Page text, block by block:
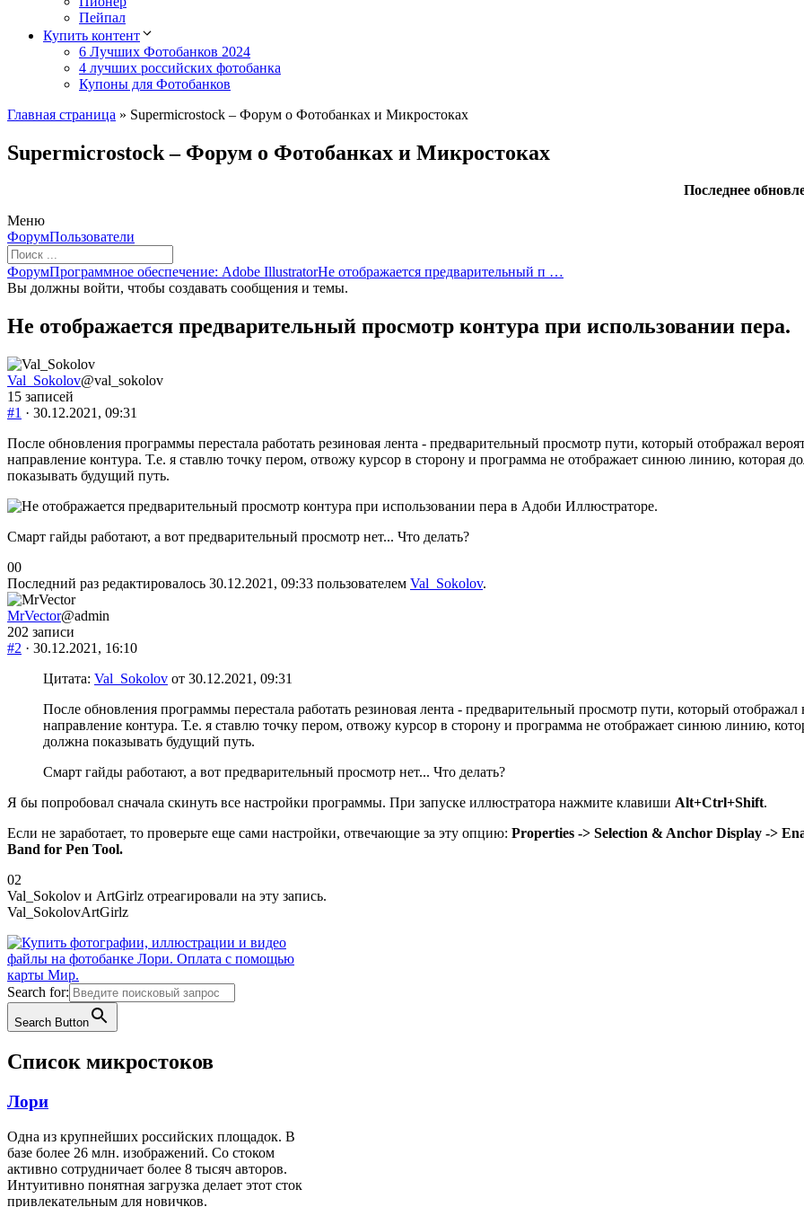
Пейпал
Купить контент
6 Лучших Фотобанков 2024
4 лучших российских фотобанка
Купоны для Фотобанков
Главная страница » Supermicrostock – Форум о Фотобанках и Микростоках
Supermicrostock – Форум о Фотобанках и Микростоках
Последнее
Меню
Навигация
Форума
ФорумПользователи
Форум
breadcrumbs
Вы
здесь:
ФорумПрограммное обеспечение: Adobe IllustratorНе отображается предварительный п …
Вы должны войти, чтобы создавать сообщения и темы.
Не отображается предварительный просмотр контура при использовании пера.
Val_Sokolov@val_sokolov
15 записей
#1 · 30.12.2021, 09:31
После обновления программы перестала работать резиновая лента - предварительный просмотр пути, который отображал
направление контура. Т.е. я ставлю точку пером, отвожу курсор в сторону и программа не отображает синюю линию, которая
показывать будущий путь.
Смарт гайды работают, а вот предварительный просмотр нет... Что делать?
Голосуйте
-
палец
вниз.
0Голосуйте
-
палец
вверх.
0
Последний раз редактировалось 30.12.2021, 09:33 пользователем Val_Sokolov.
MrVector@admin
202 записи
#2 · 30.12.2021, 16:10
Цитата: Val_Sokolov от 30.12.2021, 09:31
После обновления программы перестала работать резиновая лента - предварительный просмотр пути, который отображал
направление контура. Т.е. я ставлю точку пером, отвожу курсор в сторону и программа не отображает синюю линию,
должна показывать будущий путь.
Смарт гайды работают, а вот предварительный просмотр нет... Что делать?
Я бы попробовал сначала скинуть все настройки программы. При запуске иллюстратора нажмите клавиши Alt+Ctrl+Shift.
Если не заработает, то проверьте еще сами настройки, отвечающие за эту опцию: Properties -> Selection & Anchor Display ->
Band for Pen Tool.
Голосуйте
-
палец
0Голосуйте
-
палец
2
Val_Sokolov и ArtGirlz отреагировали на эту запись.
Val_SokolovArtGirlz
Search for:
Search Button
Список микростоков
Лори
Одна из крупнейших российских площадок. В
базе более 26 млн. изображений. Со стоком
активно сотрудничает более 8 тысяч авторов.
Интуитивно понятная загрузка делает этот сток
привлекательным для новичков.